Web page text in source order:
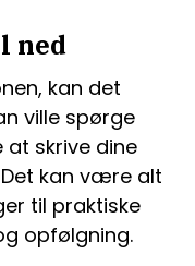
ned
kan det
ville spørge
at skrive dine
kan være alt
til praktiske
opfølgning.